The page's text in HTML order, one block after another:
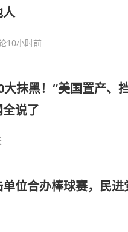
人
10小时前
大抹黑！“美国置产、
说了
位合办棒球赛，民